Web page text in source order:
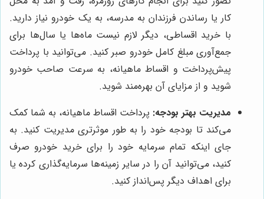
کار یا رساندن فرزندان به مدرسه، به یک خودرو نیاز دارید.
با خرید اقساطی، دیگر لازم نیست ماه‌ها یا سال‌ها برای
جمع‌آوری مبلغ کامل خودرو صبر کنید. می‌توانید با پرداخت
پیش‌پرداخت و اقساط ماهیانه، به سرعت صاحب خودرو
شوید و از مزایای آن بهره‌مند شوید.
مدیریت بهتر بودجه: پرداخت اقساط ماهیانه، به شما کمک
می‌کند تا بودجه خود را به طور موثرتری مدیریت کنید. به
جای اینکه تمام سرمایه خود را برای خرید خودرو صرف
کنید، می‌توانید آن را در سایر زمینه‌ها سرمایه‌گذاری کرده یا
برای اهداف دیگر پس‌انداز کنید.